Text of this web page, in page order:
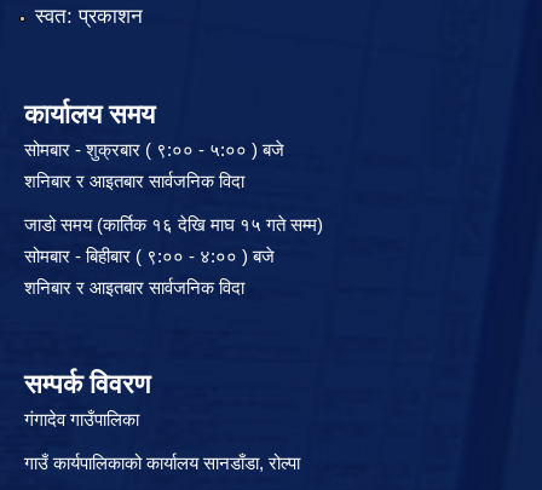
स्वत: प्रकाशन
कार्यालय समय
सोमबार - शुक्रबार ( ९:०० - ५:०० ) बजे
शनिबार र आइतबार सार्वजनिक विदा
जाडो समय (कार्तिक १६ देखि माघ १५ गते सम्म)
सोमबार - बिहीबार ( ९:०० - ४:०० ) बजे
शनिबार र आइतबार सार्वजनिक विदा
सम्पर्क विवरण
गंगादेव गाउँपालिका
गाउँ कार्यपालिकाको कार्यालय सानडाँडा, रो‍‍ल्पा